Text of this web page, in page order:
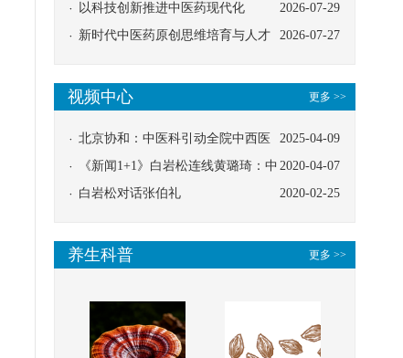
2026-07-29
以科技创新推进中医药现代化
2026-07-27
新时代中医药原创思维培育与人才
更多 >>
视频中心
2025-04-09
北京协和：中医科引动全院中西医
协同
2020-04-07
《新闻1+1》白岩松连线黄璐琦：中
医救治的临床效果
2020-02-25
白岩松对话张伯礼
更多 >>
养生科普